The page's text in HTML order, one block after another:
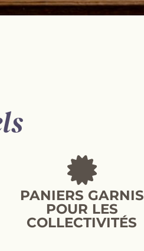
sur
PANIERS GARNIS
POUR LES
COLLECTIVITÉS